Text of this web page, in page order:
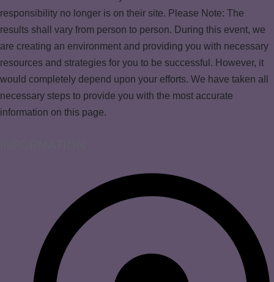
responsibility no longer is on their site. Please Note: The
results shall vary from person to person. During this event, we
are creating an environment and providing you with necessary
resources and strategies for you to be successful. However, it
would completely depend upon your efforts. We have taken all
necessary steps to provide you with the most accurate
information on this page.